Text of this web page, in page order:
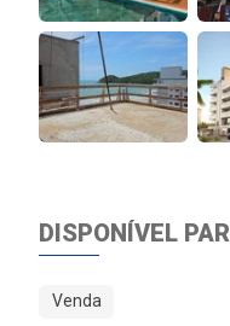
DISPONÍVEL
Venda